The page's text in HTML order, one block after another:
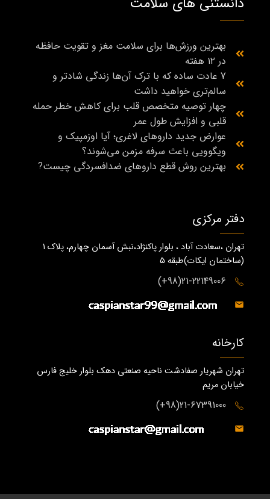
بهترین ورزش‌ها برای سلامت مغز و تقویت حافظه
در ۱۲ هفته
7 عادت ساده که با ترک آن‌ها زندگی شادتر و
سالم‌تری خواهید داشت
چهار توصیه متخصص قلب برای کاهش خطر حمله
قلبی و افزایش طول عمر
عوارض جدید داروهای لاغری؛ آیا اوزمپیک و
ویگوویی باعث سرفه مزمن می‌شوند؟
بهترین روش قطع داروهای ضدافسردگی چیست?
دفتر مرکزی
تهران ،سعادت آباد ، بلوار پاکنژاد،نبش آسمان چهارم، پلاک 1
(ساختمان ايكات)طبقه ٥
21-22149006(98+)
کارخانه
تهران شهریار صفادشت ناحیه صنعتی دهک بلوار خلیج فارس
خیابان مریم
21-67391000(98+)